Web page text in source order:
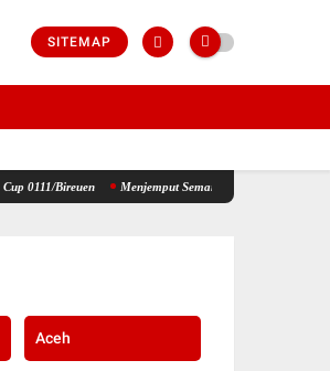
SITEMAP
Menjemput Semangat Kemerdekaan, Kapolsek Idi
Aceh